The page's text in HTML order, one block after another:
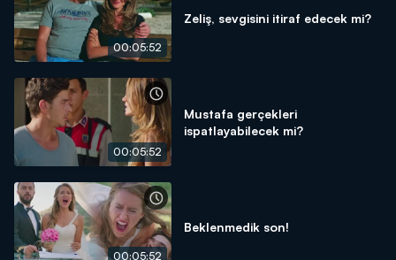
00:05:52
Zeliş, sevgisini itiraf edecek mi?
00:05:52
Mustafa gerçekleri
ispatlayabilecek mi?
00:05:52
Beklenmedik son!